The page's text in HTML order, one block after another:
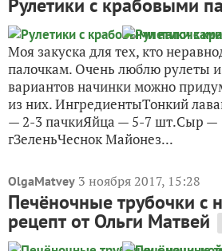
Рулетики с крабовыми
Моя закуска для тех, кто
палочкам. Очень люблю рулеты
вариантов начинки можно
из них. ИнгредиентыТонкий
— 2-3 пачкиЯйца — 5-7 шт.Сыр —
гЗеленьЧеснок Майонез...
OlgaMatvey 3 ноября 2017, 15:28
Печёночные трубочки с
рецепт от Ольги Матвей